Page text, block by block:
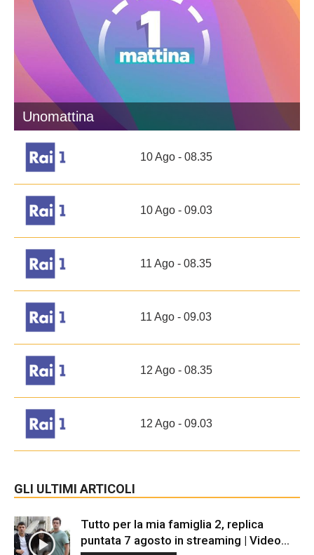
Unomattina
10 Ago - 08.35
10 Ago - 09.03
11 Ago - 08.35
11 Ago - 09.03
12 Ago - 08.35
12 Ago - 09.03
GLI ULTIMI ARTICOLI
Tutto per la mia famiglia 2, replica
puntata 7 agosto in streaming | Video...